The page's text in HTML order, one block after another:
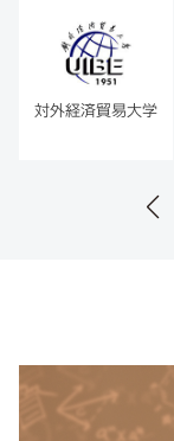
対外経済貿易大学